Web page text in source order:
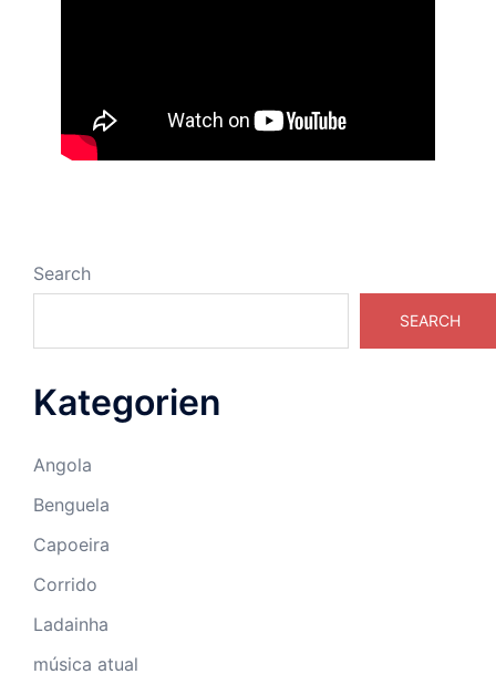
Search
SEARCH
Kategorien
Angola
Benguela
Capoeira
Corrido
Ladainha
música atual